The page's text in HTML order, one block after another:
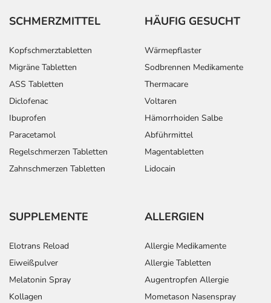
SCHMERZMITTEL
Kopfschmerztabletten
Migräne Tabletten
ASS Tabletten
Diclofenac
Ibuprofen
Paracetamol
Regelschmerzen Tabletten
Zahnschmerzen Tabletten
HÄUFIG GESUCHT
Wärmepflaster
Sodbrennen Medikamente
Thermacare
Voltaren
Hämorrhoiden Salbe
Abführmittel
Magentabletten
Lidocain
SUPPLEMENTE
Elotrans Reload
Eiweißpulver
Melatonin Spray
Kollagen
ALLERGIEN
Allergie Medikamente
Allergie Tabletten
Augentropfen Allergie
Mometason Nasenspray